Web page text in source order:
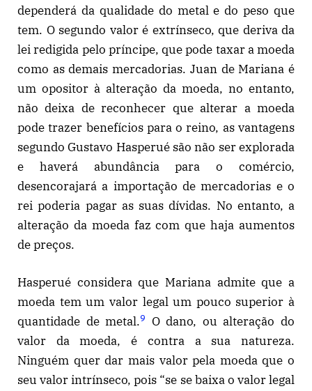
dependerá da qualidade do metal e do peso que
tem. O segundo valor é extrínseco, que deriva da
lei redigida pelo príncipe, que pode taxar a moeda
como as demais mercadorias. Juan de Mariana é
um opositor à alteração da moeda, no entanto,
não deixa de reconhecer que alterar a moeda
pode trazer benefícios para o reino, as vantagens
segundo Gustavo Hasperué são não ser explorada
e haverá abundância para o comércio,
desencorajará a importação de mercadorias e o
rei poderia pagar as suas dívidas. No entanto, a
alteração da moeda faz com que haja aumentos
de preços.
Hasperué considera que Mariana admite que a
moeda tem um valor legal um pouco superior à
quantidade de metal.9 O dano, ou alteração do
valor da moeda, é contra a sua natureza.
Ninguém quer dar mais valor pela moeda que o
seu valor intrínseco, pois “se se baixa o valor legal